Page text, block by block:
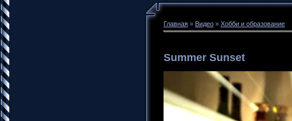
Главная » Видео » Хобби и образование
Summer Sunset